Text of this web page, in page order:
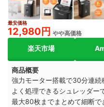
最安価格
12,980円 やや高価格
楽天市場
商品概要
強力モーター搭載で30分連
よく処理できるシュレッダー
最大80枚までまとめて細断